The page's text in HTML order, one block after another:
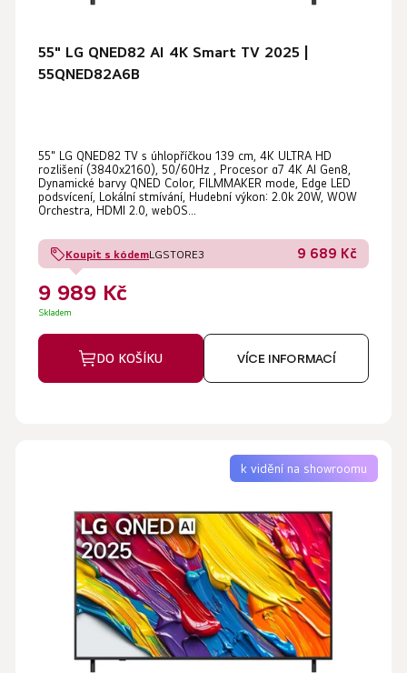
55" LG QNED82 AI 4K Smart TV 2025 |
55QNED82A6B
hodnocení
produktu
je
5
hvězdiček.
55" LG QNED82 TV s úhlopříčkou 139 cm, 4K ULTRA HD
rozlišení (3840x2160), 50/60Hz , Procesor α7 4K AI Gen8,
Dynamické barvy QNED Color, FILMMAKER mode, Edge LED
podsvícení, Lokální stmívání, Hudební výkon: 2.0k 20W, WOW
Orchestra, HDMI 2.0, webOS...
Koupit s kódemLGSTORE3 9 689 Kč
9 989 Kč
Skladem
DO KOŠÍKU VÍCE INFORMACÍ
k vidění na showroomu